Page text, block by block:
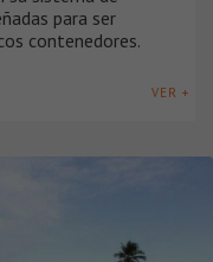
para ser
contenedores.
VER +